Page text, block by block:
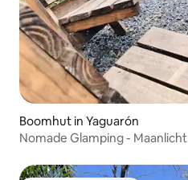
Boomhut in Yaguarón
Nomade Glamping - Maanlicht